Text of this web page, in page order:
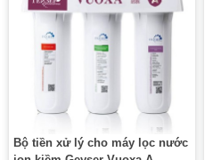
Bộ tiền xử lý cho máy lọc nước